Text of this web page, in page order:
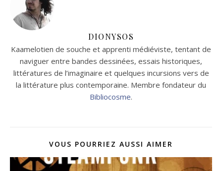
DIONYSOS
Kaamelotien de souche et apprenti médiéviste, tentant de
naviguer entre bandes dessinées, essais historiques,
littératures de l’imaginaire et quelques incursions vers de
la littérature plus contemporaine. Membre fondateur du
Bibliocosme.
VOUS POURRIEZ AUSSI AIMER